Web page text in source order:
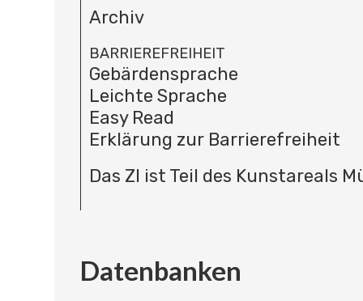
Archiv
BARRIEREFREIHEIT
Gebärdensprache
Leichte Sprache
Easy Read
Erklärung zur Barrierefreiheit
Das ZI ist Teil des Kunstareals
Datenbanken